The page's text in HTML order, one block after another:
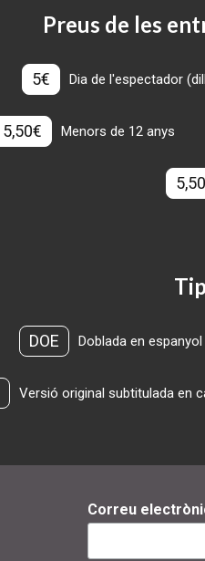
Preus de les
5€ Dia de l'espectador
5,50€ Menors de 12 anys
DOE Doblada en espanyol
Versió original subtitulada en
Correu